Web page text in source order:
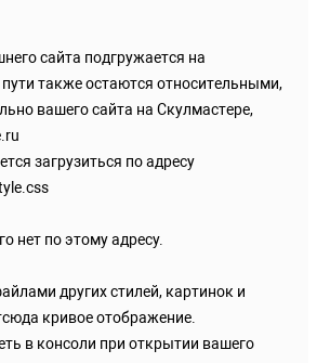
сайта подгружается на
также остаются относительными,
вашего сайта на Скулмастере,
загрузиться по адресу
нет по этому адресу.
других стилей, картинок и
кривое отображение.
в консоли при открытии вашего